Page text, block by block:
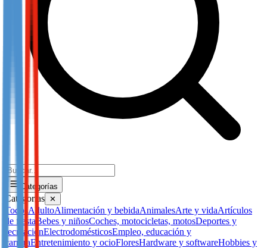
Categorías
Categorías ✕
TodosAdultoAlimentación y bebidaAnimalesArte y vidaArtículos
de fiesta Bebes y niñosCoches, motocicletas, motosDeportes y
recreaciónElectrodomésticosEmpleo, educación y
carreraEntretenimiento y ocioFloresHardware y softwareHobbies y